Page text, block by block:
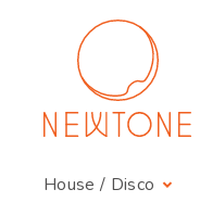
House / Disco